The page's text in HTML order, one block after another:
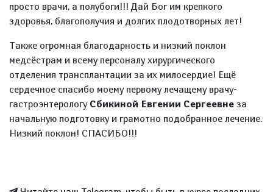
просто врачи, а полубоги!!! Дай Бог им крепкого
здоровья, благополучия и долгих плодотворных лет!
Также огромная благодарность и низкий поклон
медсёстрам и всему персоналу хирургического
отделения трансплантации за их милосердие! Ещё
сердечное спасибо моему первому лечащему врачу-
гастроэнтерологу Сбикиной Евгении Сергеевне за
начальную подготовку и грамотно подобранное лечение.
Низкий поклон! СПАСИБО!!!